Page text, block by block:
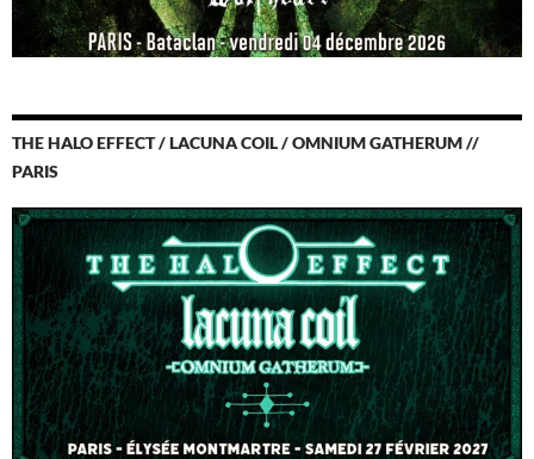
THE HALO EFFECT / LACUNA COIL / OMNIUM GATHERUM //
PARIS